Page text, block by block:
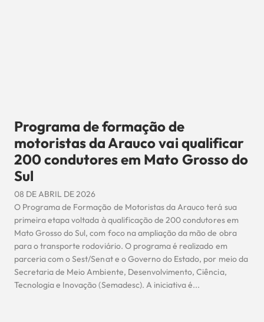
Programa de formação de
motoristas da Arauco vai qualificar
200 condutores em Mato Grosso do
Sul
08 DE ABRIL DE 2026
O Programa de Formação de Motoristas da Arauco terá sua
primeira etapa voltada à qualificação de 200 condutores em
Mato Grosso do Sul, com foco na ampliação da mão de obra
para o transporte rodoviário. O programa é realizado em
parceria com o Sest/Senat e o Governo do Estado, por meio da
Secretaria de Meio Ambiente, Desenvolvimento, Ciência,
Tecnologia e Inovação (Semadesc). A iniciativa é...